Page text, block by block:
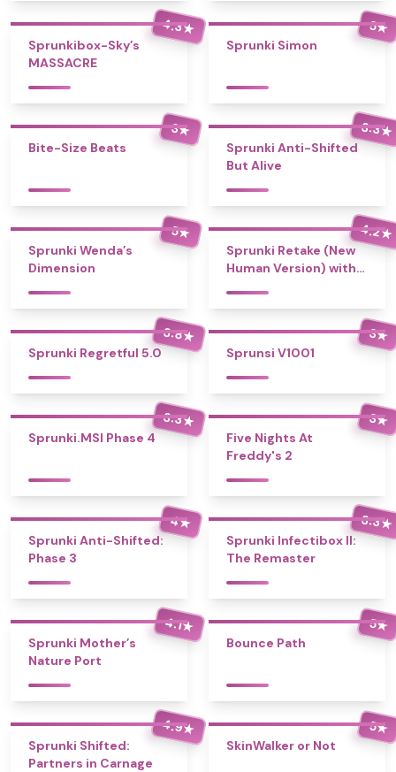
4.3★
Sprunkibox-Sky’s
MASSACRE
5★
Sprunki Simon
3★
Bite-Size Beats
3.3★
Sprunki Anti-Shifted
But Alive
5★
Sprunki Wenda’s
Dimension
4.2★
Sprunki Retake (New
Human Version) with
3.8★
Sprunki Regretful 5.0
3★
Sprunsi V1001
3.3★
Sprunki.MSI Phase 4
3★
Five Nights At
Freddy's 2
4★
Sprunki Anti-Shifted:
Phase 3
3.3★
Sprunki Infectibox II:
The Remaster
4.1★
Sprunki Mother’s
Nature Port
5★
Bounce Path
4.9★
Sprunki Shifted:
Partners in Carnage
5★
SkinWalker or Not